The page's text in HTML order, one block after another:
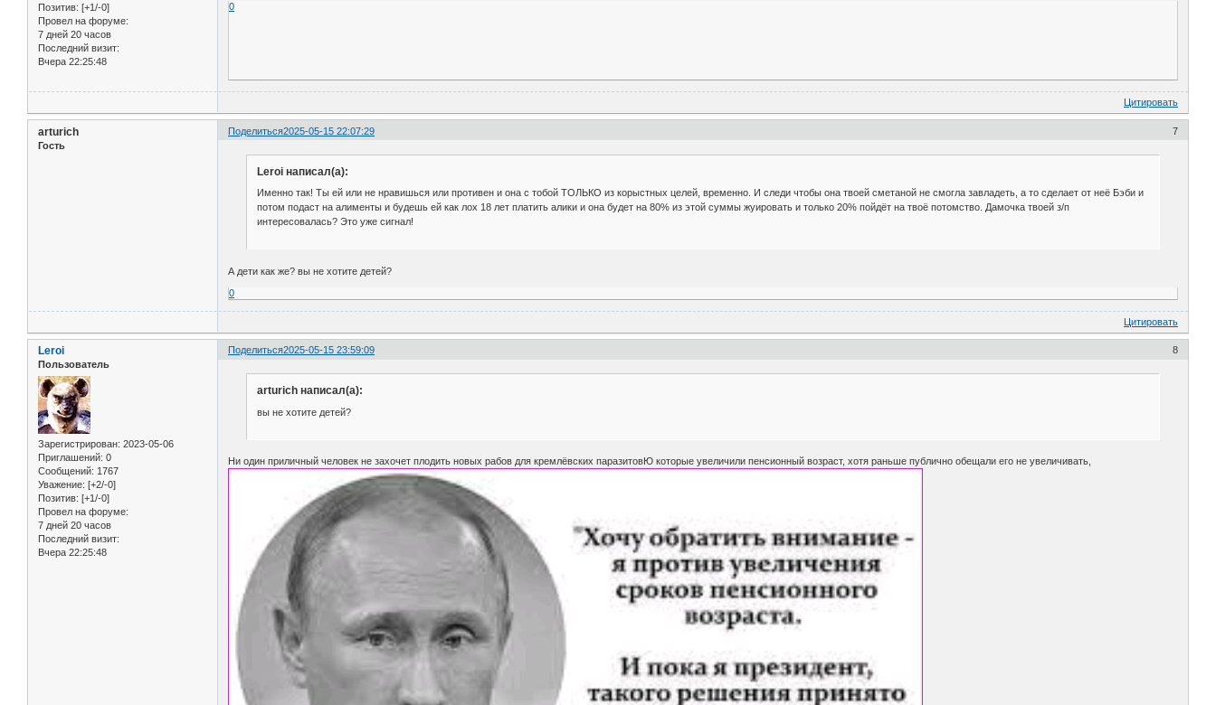
Позитив: [+1/-0]
Провел на форуме:
7 дней 20 часов
Последний визит:
Вчера 22:25:48
0
Цитировать
Поделиться 7
2025-05-15 22:07:29
arturich
Гость
Leroi написал(а):
Именно так! Ты ей или не нравишься или противен и она с тобой ТОЛЬКО из корыстных целей, временно. И следи чтобы она твоей сметаной не смогла завладеть, а то сделает от неё Бэби и
потом подаст на алименты и будешь ей как лох 18 лет платить алики и она будет на 80% из этой суммы жуировать и только 20% пойдёт на твоё потомство. Дамочка твоей з/п
интересовалась? Это уже сигнал!
А дети как же? вы не хотите детей?
0
Цитировать
Поделиться 8
2025-05-15 23:59:09
Leroi
Пользователь
Зарегистрирован: 2023-05-06
Приглашений: 0
Сообщений: 1767
Уважение: [+2/-0]
Позитив: [+1/-0]
Провел на форуме:
7 дней 20 часов
Последний визит:
Вчера 22:25:48
arturich написал(а):
вы не хотите детей?
Ни один приличный человек не захочет плодить новых рабов для кремлёвских паразитовЮ которые увеличили пенсионный возраст, хотя раньше публично обещали его не увеличивать,